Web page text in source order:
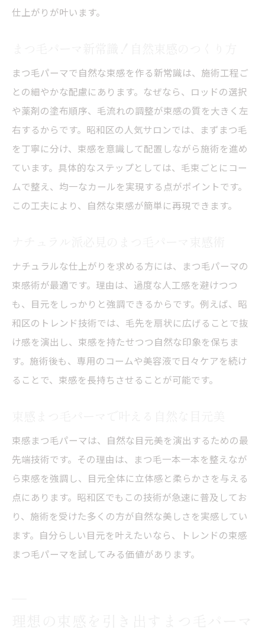
仕上がりが叶います。
まつ毛パーマで自然な束感を作る新常識は、施術工程ご
との細やかな配慮にあります。なぜなら、ロッドの選択
や薬剤の塗布順序、毛流れの調整が束感の質を大きく左
右するからです。昭和区の人気サロンでは、まずまつ毛
を丁寧に分け、束感を意識して配置しながら施術を進め
ています。具体的なステップとしては、毛束ごとにコー
ムで整え、均一なカールを実現する点がポイントです。
この工夫により、自然な束感が簡単に再現できます。
ナチュラルな仕上がりを求める方には、まつ毛パーマの
束感術が最適です。理由は、過度な人工感を避けつつ
も、目元をしっかりと強調できるからです。例えば、昭
和区のトレンド技術では、毛先を扇状に広げることで抜
け感を演出し、束感を持たせつつ自然な印象を保ちま
す。施術後も、専用のコームや美容液で日々ケアを続け
ることで、束感を長持ちさせることが可能です。
束感まつ毛パーマは、自然な目元美を演出するための最
先端技術です。その理由は、まつ毛一本一本を整えなが
ら束感を強調し、目元全体に立体感と柔らかさを与える
点にあります。昭和区でもこの技術が急速に普及してお
り、施術を受けた多くの方が自然な美しさを実感してい
ます。自分らしい目元を叶えたいなら、トレンドの束感
まつ毛パーマを試してみる価値があります。